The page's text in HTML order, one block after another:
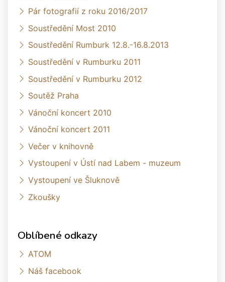
Pár fotografií z roku 2016/2017
Soustředění Most 2010
Soustředění Rumburk 12.8.-16.8.2013
Soustředění v Rumburku 2011
Soustředění v Rumburku 2012
Soutěž Praha
Vánoční koncert 2010
Vánoční koncert 2011
Večer v knihovně
Vystoupení v Ústí nad Labem - muzeum
Vystoupení ve Šluknově
Zkoušky
Oblíbené odkazy
ATOM
Náš facebook